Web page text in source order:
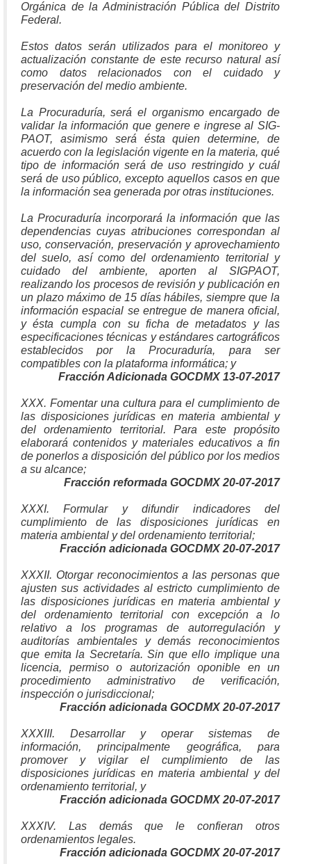
Orgánica de la Administración Pública del Distrito
Federal.
Estos datos serán utilizados para el monitoreo y
actualización constante de este recurso natural así
como datos relacionados con el cuidado y
preservación del medio ambiente.
La Procuraduría, será el organismo encargado de
validar la información que genere e ingrese al SIG-
PAOT, asimismo será ésta quien determine, de
acuerdo con la legislación vigente en la materia, qué
tipo de información será de uso restringido y cuál
será de uso público, excepto aquellos casos en que
la información sea generada por otras instituciones.
La Procuraduría incorporará la información que las
dependencias cuyas atribuciones correspondan al
uso, conservación, preservación y aprovechamiento
del suelo, así como del ordenamiento territorial y
cuidado del ambiente, aporten al SIGPAOT,
realizando los procesos de revisión y publicación en
un plazo máximo de 15 días hábiles, siempre que la
información espacial se entregue de manera oficial,
y ésta cumpla con su ficha de metadatos y las
especificaciones técnicas y estándares cartográficos
establecidos por la Procuraduría, para ser
compatibles con la plataforma informática; y
Fracción Adicionada GOCDMX 13-07-2017
XXX. Fomentar una cultura para el cumplimiento de
las disposiciones jurídicas en materia ambiental y
del ordenamiento territorial. Para este propósito
elaborará contenidos y materiales educativos a fin
de ponerlos a disposición del público por los medios
a su alcance;
Fracción reformada GOCDMX 20-07-2017
XXXI. Formular y difundir indicadores del
cumplimiento de las disposiciones jurídicas en
materia ambiental y del ordenamiento territorial;
Fracción adicionada GOCDMX 20-07-2017
XXXII. Otorgar reconocimientos a las personas que
ajusten sus actividades al estricto cumplimiento de
las disposiciones jurídicas en materia ambiental y
del ordenamiento territorial con excepción a lo
relativo a los programas de autorregulación y
auditorías ambientales y demás reconocimientos
que emita la Secretaría. Sin que ello implique una
licencia, permiso o autorización oponible en un
procedimiento administrativo de verificación,
inspección o jurisdiccional;
Fracción adicionada GOCDMX 20-07-2017
XXXIII. Desarrollar y operar sistemas de
información, principalmente geográfica, para
promover y vigilar el cumplimiento de las
disposiciones jurídicas en materia ambiental y del
ordenamiento territorial, y
Fracción adicionada GOCDMX 20-07-2017
XXXIV. Las demás que le confieran otros
ordenamientos legales.
Fracción adicionada GOCDMX 20-07-2017